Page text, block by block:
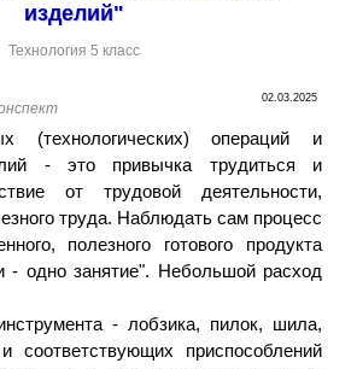
изделий"
Технология 5 класс
02.03.2025
(технологических) операций и
- это привычка трудиться и
от трудовой деятельности,
труда. Наблюдать сам процесс
полезного готового продукта
одно занятие". Небольшой расход
- лобзика, пилок, шила,
соответствующих приспособлений